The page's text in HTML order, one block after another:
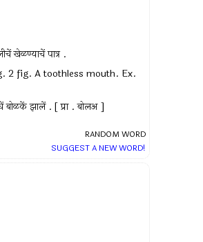
खेळण्याचें पात्र .
2 fig. A toothless mouth. Ex.
बोळकें झालें . [ प्रा . बोलअ ]
RANDOM WORD
SUGGEST A NEW WORD!